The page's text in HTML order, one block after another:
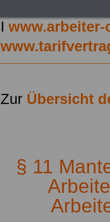
I www.arbeiter-
Zur Übersicht
§ 11